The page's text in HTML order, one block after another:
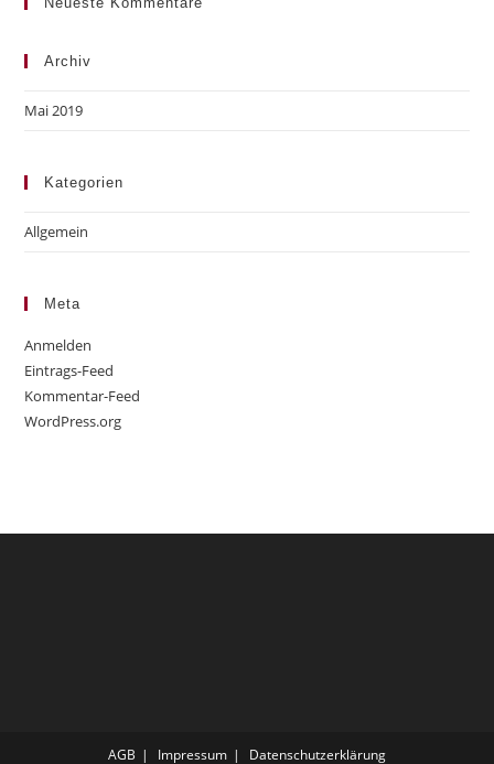
Archiv
Mai 2019
Kategorien
Allgemein
Meta
Anmelden
Eintrags-Feed
Kommentar-Feed
WordPress.org
AGB Impressum Datenschutzerklärung